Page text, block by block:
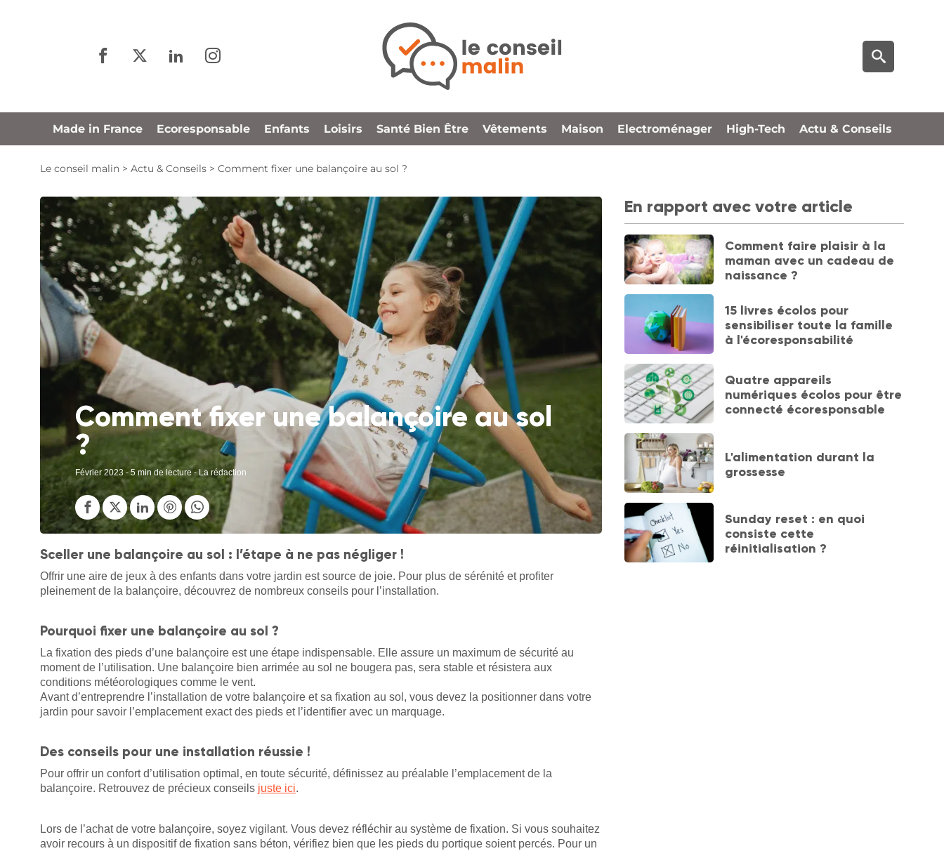
Made in France Ecoresponsable Enfants Loisirs Santé Bien Être Vêtements Maison Electroménager High-Tech Actu & Conseils
Le conseil malin > Actu & Conseils > Comment fixer une balançoire au sol ?
Comment fixer une balançoire au sol
?
Février 2023 - 5 min de lecture - La rédaction
Sceller une balançoire au sol : l’étape à ne pas négliger !
Offrir une aire de jeux à des enfants dans votre jardin est source de joie. Pour plus de sérénité et profiter
pleinement de la balançoire, découvrez de nombreux conseils pour l’installation.
Pourquoi fixer une balançoire au sol ?
La fixation des pieds d’une balançoire est une étape indispensable. Elle assure un maximum de sécurité au
moment de l’utilisation. Une balançoire bien arrimée au sol ne bougera pas, sera stable et résistera aux
conditions météorologiques comme le vent.
Avant d’entreprendre l’installation de votre balançoire et sa fixation au sol, vous devez la positionner dans votre
jardin pour savoir l’emplacement exact des pieds et l’identifier avec un marquage.
Des conseils pour une installation réussie !
Pour offrir un confort d’utilisation optimal, en toute sécurité, définissez au préalable l’emplacement de la
balançoire. Retrouvez de précieux conseils juste ici.
Lors de l’achat de votre balançoire, soyez vigilant. Vous devez réfléchir au système de fixation. Si vous souhaitez
avoir recours à un dispositif de fixation sans béton, vérifiez bien que les pieds du portique soient percés. Pour un
En rapport avec votre article
Comment faire plaisir à la
maman avec un cadeau de
naissance ?
15 livres écolos pour
sensibiliser toute la famille
à l'écoresponsabilité
Quatre appareils
numériques écolos pour être
connecté écoresponsable
L'alimentation durant la
grossesse
Sunday reset : en quoi
consiste cette
réinitialisation ?